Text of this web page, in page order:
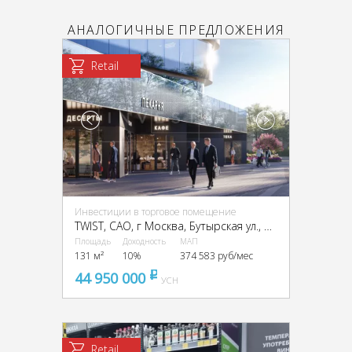
АНАЛОГИЧНЫЕ ПРЕДЛОЖЕНИЯ
Retail
Инвестиции в торговое помещение
TWIST, CАО, г Москва, Бутырская ул., вл. 1
Площадь
131 м²
Доходность
10%
МАП
374 583 руб/мес
44 950 000 pуб
УСН